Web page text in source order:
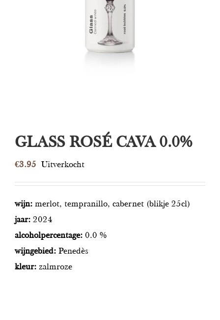
GLASS ROSÉ CAVA 0.0%
€3.95 Uitverkocht
wijn: merlot, tempranillo, cabernet (blikje 25cl)
jaar: 2024
alcoholpercentage: 0.0 %
wijngebied: Penedès
kleur: zalmroze